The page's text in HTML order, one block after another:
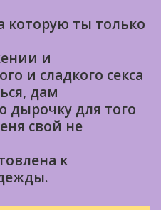
которую ты только
и
и сладкого секса
дам
дырочку для того
свой не
к